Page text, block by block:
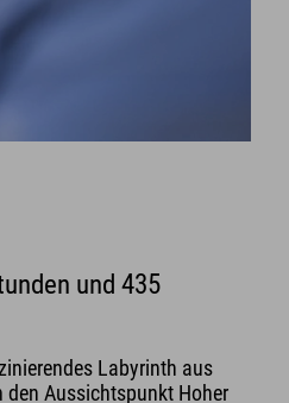
und 435
Labyrinth aus
den Aussichtspunkt Hoher